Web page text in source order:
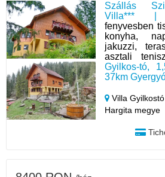
Szállás
Villa***
fenyvesben
konyha,
jakuzzi,
asztali
Gyilkos-tó,
37km
Villa
Hargita megye